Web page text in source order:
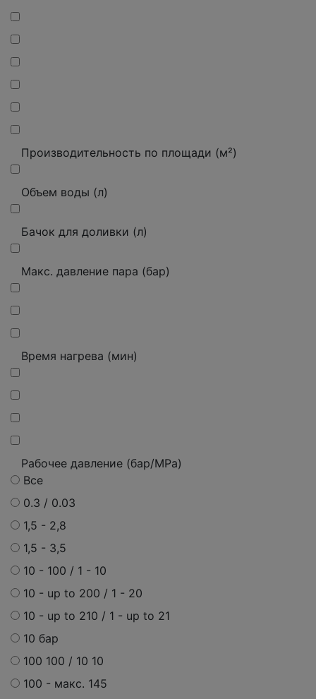
Производительность по площади (м²)
Объем воды (л)
Бачок для доливки (л)
Макс. давление пара (бар)
Время нагрева (мин)
Рабочее давление (бар/MPa)
Все
0.3 / 0.03
1,5 - 2,8
1,5 - 3,5
10 - 100 / 1 - 10
10 - up to 200 / 1 - 20
10 - up to 210 / 1 - up to 21
10 бар
100 100 / 10 10
100 - макс. 145